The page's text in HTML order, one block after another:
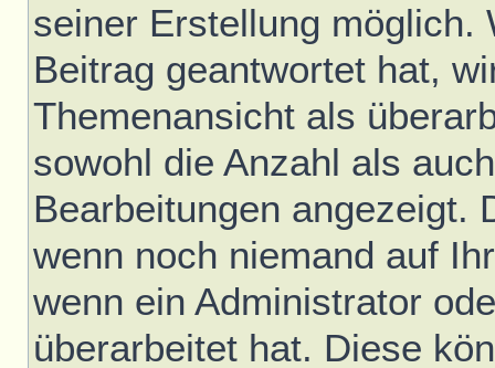
seiner Erstellung möglich.
Beitrag geantwortet hat,
Themenansicht als
sowohl die Anzahl als
Bearbeitungen angezeigt.
wenn noch niemand auf
wenn ein Administrator
überarbeitet hat. Diese